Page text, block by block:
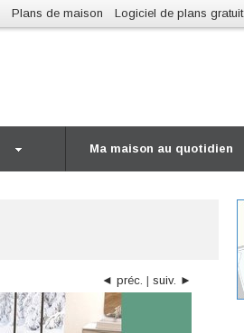
Plans de maison Logiciel de plans gratuit
Ma maison au quotidien
◄ préc. | suiv. ►